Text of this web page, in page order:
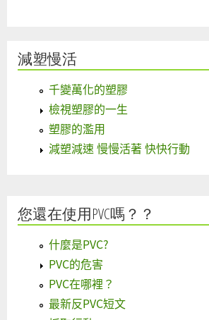
減塑慢活
千變萬化的塑膠
檢視塑膠的一生
塑膠的濫用
減塑減速 慢慢活著 快快行動
您還在使用PVC嗎？？
什麼是PVC?
PVC的危害
PVC在哪裡？
最新反PVC短文